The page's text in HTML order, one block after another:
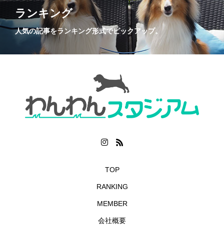
ランキング
人気の記事をランキング形式でピックアップ。
TOP
RANKING
MEMBER
会社概要